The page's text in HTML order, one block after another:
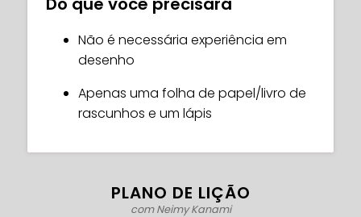
especializado de Neimy hoje!
Não é necessária experiência em
desenho
Apenas uma folha de papel/livro de
rascunhos e um lápis
PLANO DE LIÇÃO
com Neimy Kanami